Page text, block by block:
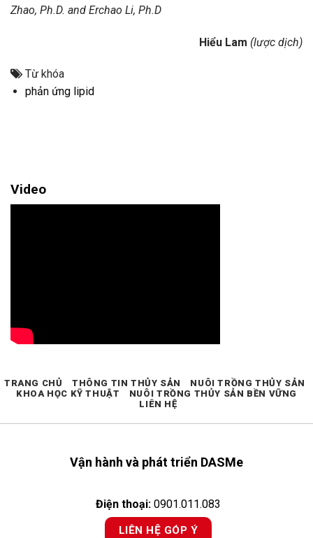
Zhao, Ph.D. and Erchao Li, Ph.D
Hiểu Lam (lược dịch)
Từ khóa
phản ứng lipid
Video
Vận hành và phát triển DASMe
Điện thoại: 0901.011.083
LIÊN HỆ GÓP Ý
TRANG CHỦ THÔNG TIN THỦY SẢN
NUÔI TRỒNG THỦY SẢN
KHOA HỌC KỸ THUẬT
NUÔI TRỒNG THỦY SẢN BỀN VỮNG
LIÊN HỆ